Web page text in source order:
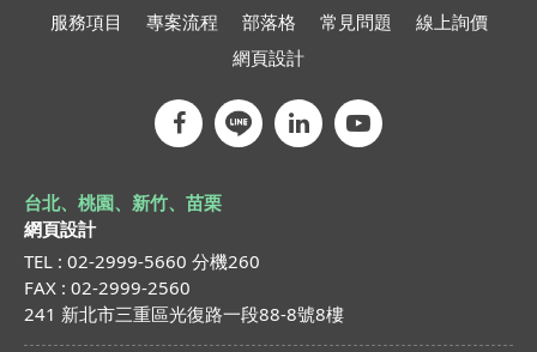
服務項目
專案流程 部落格 常見問題
線上詢價
網頁設計
台北、桃園、新竹、苗栗
網頁設計
TEL : 02-2999-5660 分機260
FAX : 02-2999-2560
241 新北市三重區光復路一段88-8號8樓